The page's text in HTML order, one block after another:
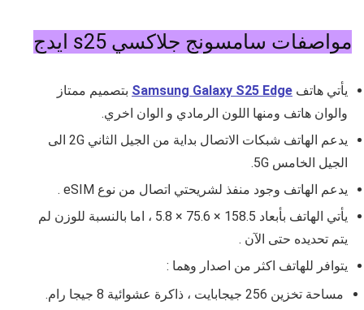
مواصفات سامسونج جلاكسي s25 ايدج
يأتي هاتف Samsung Galaxy S25 Edge بتصميم ممتاز
والوان هاتف ومنها اللون الرمادي و الوان اخري.
يدعم الهاتف شبكات الاتصال بداية من الجيل الثاني 2G الى
الجيل الخامس 5G.
يدعم الهاتف وجود منفذ لشريحتي اتصال من نوع eSIM .
يأتي الهاتف بأبعاد
158.5 × 75.6 × 5.8 ، اما بالنسبة للوزن لم
يتم تحديده حتى الآن .
يتوافر للهاتف اكثر من اصدار وهما :
مساحة تخزين 256 جيجابايت ، ذاكرة عشوائية 8 جيجا رام.